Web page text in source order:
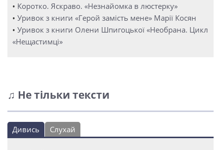
• Коротко. Яскраво. «Незнайомка в люстерку»
• Уривок з книги «Герой замість мене» Марії Косян
• Уривок з книги Олени Шпигоцької «Необрана. Цикл
«Нещастимці»
♫ Не тільки тексти
Дивись Слухай